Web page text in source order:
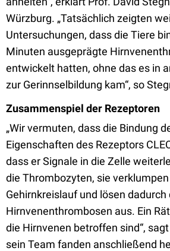
Würzburg. „Tatsächlich zeigten
Untersuchungen, dass die Tiere
Minuten ausgeprägte
entwickelt hatten, ohne das es in
zur Gerinnselbildung kam“, so
Zusammenspiel der Rezeptoren
„Wir vermuten, dass die Bindung
Eigenschaften des Rezeptors
dass er Signale in die Zelle
die Thrombozyten, sie
Gehirnkreislauf und lösen dadurch
Hirnvenenthrombosen aus. Ein
die Hirnvenen betroffen sind“,
sein Team fanden anschließend